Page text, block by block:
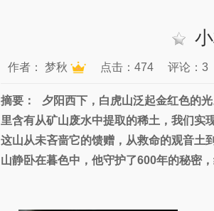
作者： 梦秋 点击：474 评论：3
摘要：
夕阳西下，白虎山泛起金红色的
里含有从矿山废水中提取的稀土，我们实
这山从未吝啬它的馈赠，从救命的观音土
山静卧在暮色中，他守护了600年的秘密